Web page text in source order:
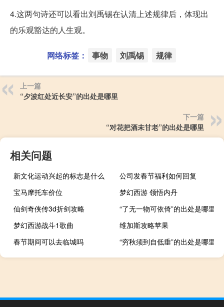
4.这两句诗还可以看出刘禹锡在认清上述规律后，体现出
的乐观豁达的人生观。
网络标签： 事物 刘禹锡 规律
上一篇
“夕波红处近长安”的出处是哪里
下一篇
“对花把酒未甘老”的出处是哪里
相关问题
新文化运动兴起的标志是什么
公司发春节福利如何回复
宝马摩托车价位
梦幻西游 领悟内丹
仙剑奇侠传3d折剑攻略
“了无一物可依倚”的出处是哪里
梦幻西游战斗1歌曲
维加斯攻略苹果
春节期间可以去临城吗
“穷秋须到自低垂”的出处是哪里